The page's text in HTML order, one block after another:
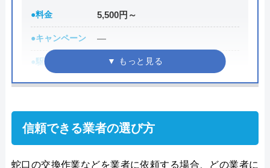
代表者 川股幸徳
創業・設立 昭和63年5月11日設立
町
●料金 5,500円～
●キャンペーン ―
●駆けつけ時間 最短30分
●受付時間
受付時間24時間修理・施工対応時
●定休日 年中無休
●出張見積もり 出張見積もり無料
信頼できる業者の選び方
蛇口の交換作業などを業者に依頼する場合、どの業者に